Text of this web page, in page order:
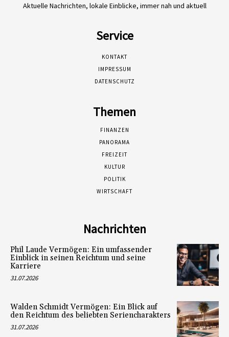
Aktuelle Nachrichten, lokale Einblicke, immer nah und aktuell
Service
KONTAKT
IMPRESSUM
DATENSCHUTZ
Themen
FINANZEN
PANORAMA
FREIZEIT
KULTUR
POLITIK
WIRTSCHAFT
Nachrichten
Phil Laude Vermögen: Ein umfassender
Einblick in seinen Reichtum und seine
Karriere
31.07.2026
Walden Schmidt Vermögen: Ein Blick auf
den Reichtum des beliebten Seriencharakters
31.07.2026